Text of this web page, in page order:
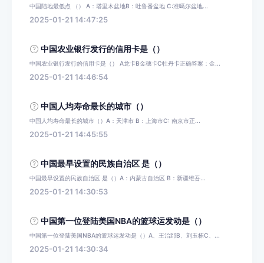
中国陆地最低点 （） A：塔里木盆地B：吐鲁番盆地 C:准噶尔盆地...
2025-01-21 14:47:25
中国农业银行发行的信用卡是（）
中国农业银行发行的信用卡是（） A龙卡B金穗卡C牡丹卡正确答案：金...
2025-01-21 14:46:54
中国人均寿命最长的城市（）
中国人均寿命最长的城市（）A：天津市 B：上海市C: 南京市正...
2025-01-21 14:45:55
中国最早设置的民族自治区 是（）
中国最早设置的民族自治区 是（）A：内蒙古自治区 B：新疆维吾...
2025-01-21 14:30:53
中国第一位登陆美国NBA的篮球运发动是（）
中国第一位登陆美国NBA的篮球运发动是（）A、王治郅B、刘玉栋C、...
2025-01-21 14:30:34